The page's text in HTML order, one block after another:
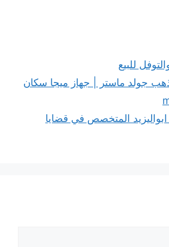
للبيع
جولد ماستر | جهاز ميجا سكان
المتخصص في قضايا